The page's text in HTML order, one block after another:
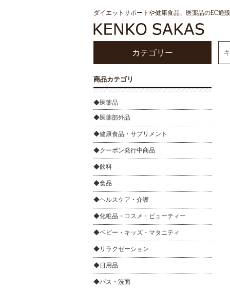
ダイエットサポートや健康食品、医薬品のEC通販
カテゴリー
商品カテゴリ
◆医薬品
◆医薬部外品
◆健康食品・サプリメント
◆クーポン発行中商品
◆飲料
◆食品
◆ヘルスケア・介護
◆化粧品・コスメ・ビューティー
◆ベビー・キッズ・マタニティ
◆リラクゼーション
◆日用品
◆バス・洗面